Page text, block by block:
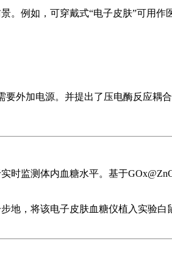
。例如，可穿戴式“电子皮肤”可用
外加电源。并提出了压电酶反应耦合
时监测体内血糖水平。基于
地，将该电子皮肤血糖仪植入实验